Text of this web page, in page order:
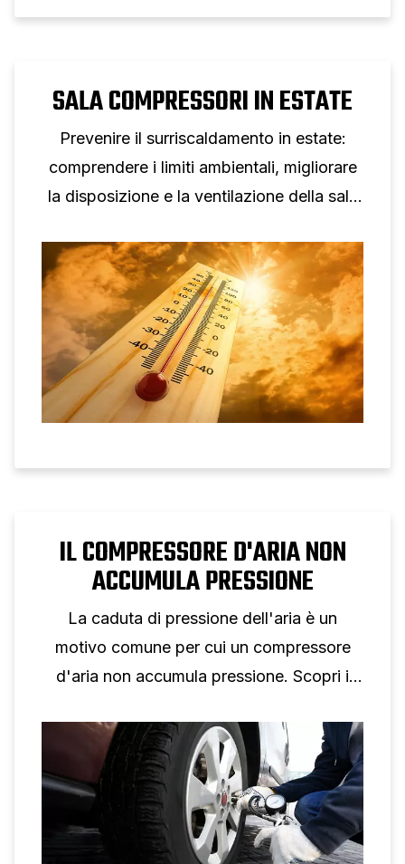
SALA COMPRESSORI IN ESTATE
Prevenire il surriscaldamento in estate:
comprendere i limiti ambientali, migliorare
la disposizione e la ventilazione della sala
temperatura per evitare interruzioni.
IL COMPRESSORE D'ARIA NON
ACCUMULA PRESSIONE
La caduta di pressione dell'aria è un
motivo comune per cui un compressore
d'aria non accumula pressione. Scopri i
compressori d'aria.